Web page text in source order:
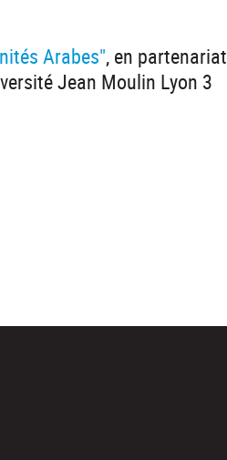
Arabes", en partenariat
Jean Moulin Lyon 3